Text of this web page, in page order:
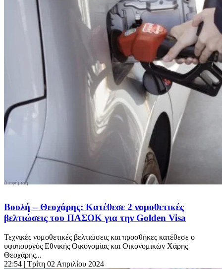
Βουλή – Θεοχάρης: Κατέθεσε 2 νομοθετικές
βελτιώσεις του ΠΑΣΟΚ για την Golden Visa
Τεχνικές νομοθετικές βελτιώσεις και προσθήκες κατέθεσε ο
υφυπουργός Εθνικής Οικονομίας και Οικονομικών Χάρης
Θεοχάρης...
22:54 | Τρίτη 02 Απριλίου 2024